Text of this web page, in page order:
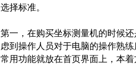
选择标准。
第一，在购买坐标测量机的时候
虑到操作人员对于电脑的操作熟
常用功能就放在首页界面上，本